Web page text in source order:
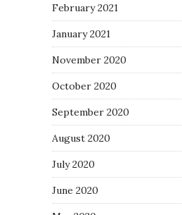
February 2021
January 2021
November 2020
October 2020
September 2020
August 2020
July 2020
June 2020